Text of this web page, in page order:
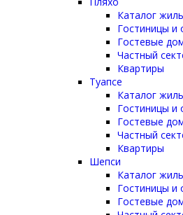
Каталог
Гостиницы и
Гостевые
Частный
Квартиры
Туапсе
Каталог
Гостиницы и
Гостевые
Частный
Квартиры
Шепси
Каталог
Гостиницы и
Гостевые